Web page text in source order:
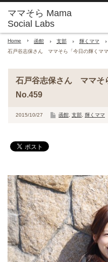
Home 函館 支部
輝くママ
石戸谷志保さん ママそら「今日の輝くマ
石戸谷志保さん ママそ
No.459
2015/10/27 函館 支部 輝くママ